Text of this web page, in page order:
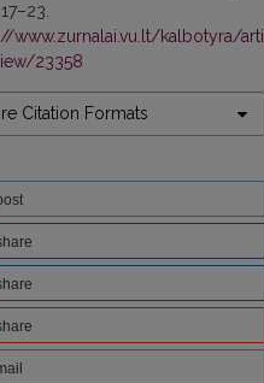
www.zurnalai.vu.lt/kalbotyra/arti
23358
Citation Formats